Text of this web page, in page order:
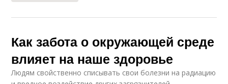
Как забота о окружающей среде
влияет на наше здоровье
Людям свойственно списывать свои болезни на радиацию